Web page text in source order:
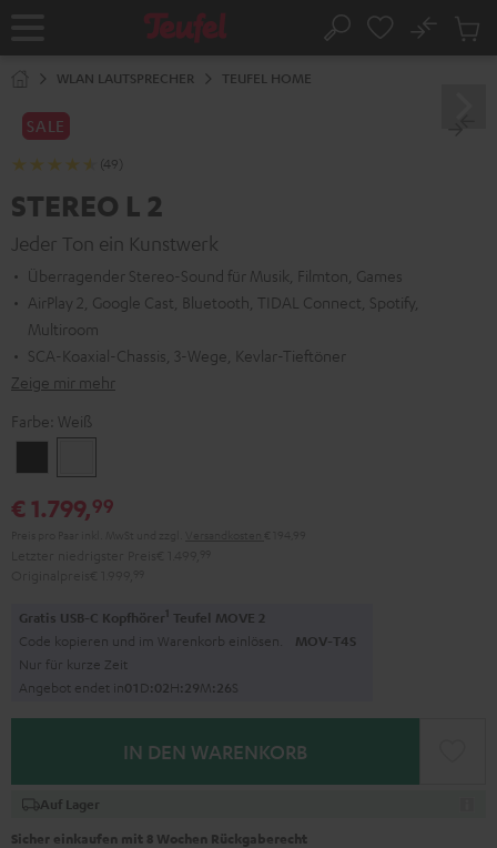
Startseite Suche
No
WLAN LAUTSPRECHER TEUFEL HOME
SALE
(49)
STEREO L 2
Jeder Ton ein Kunstwerk
Überragender Stereo-Sound für Musik, Filmton, Games
AirPlay 2, Google Cast, Bluetooth, TIDAL Connect, Spotify,
Multiroom
SCA-Koaxial-Chassis, 3-Wege, Kevlar-Tieftöner
Zeige mir mehr
Farbe: Weiß
€ 1.799,99
Gratis USB-C Kopfhörer1 Teufel MOVE 2
Code kopieren und im Warenkorb einlösen. MOV-T4S
Nur für kurze Zeit
Angebot endet in01D:02H: 29M: 25S
IN DEN WARENKORB
Auf Lager
Sicher einkaufen mit 8 Wochen Rückgaberecht